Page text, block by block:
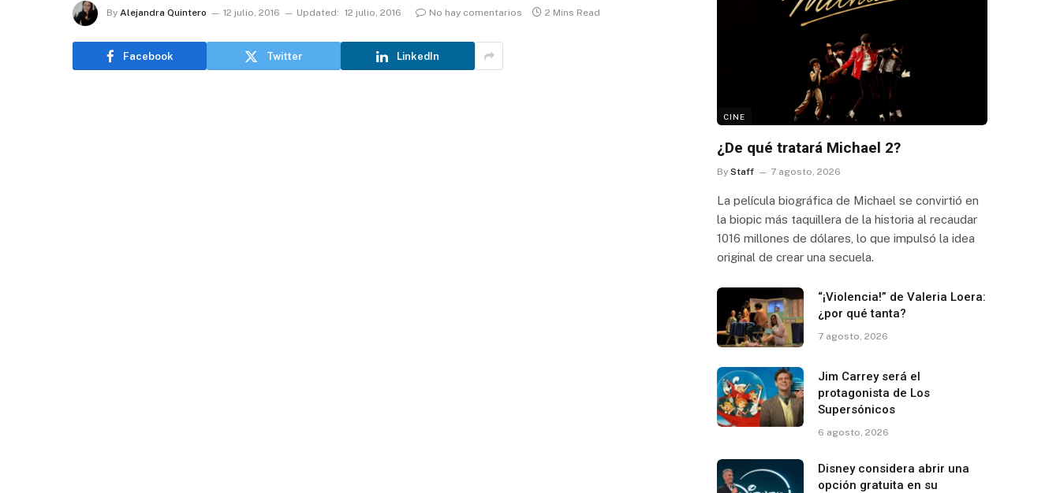
By Alejandra Quintero 12 julio, 2016 Updated: 12 julio, 2016 No hay comentarios 2 Mins Read
Facebook Twitter LinkedIn
CINE
¿De qué tratará Michael 2?
By Staff 7 agosto, 2026
La película biográfica de Michael se convirtió en
la biopic más taquillera de la historia al recaudar
1016 millones de dólares, lo que impulsó la idea
original de crear una secuela.
“¡Violencia!” de Valeria Loera:
¿por qué tanta?
7 agosto, 2026
Jim Carrey será el
protagonista de Los
Supersónicos
6 agosto, 2026
Disney considera abrir una
opción gratuita en su